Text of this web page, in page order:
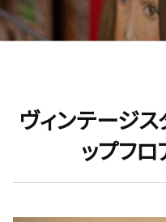
ヴィンテージ
ップフ